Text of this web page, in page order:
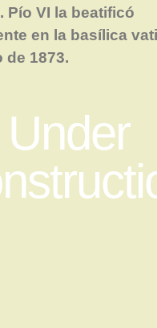
Pío VI la beatificó
en la basílica
de 1873.
Under